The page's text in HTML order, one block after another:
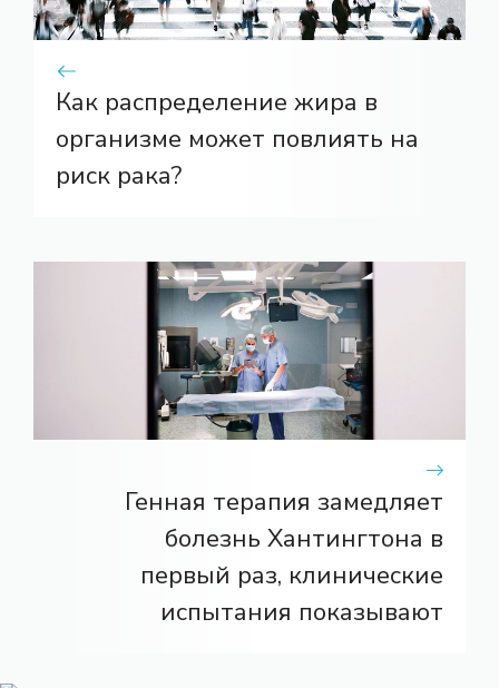
Как распределение жира в
организме может повлиять на
риск рака?
Генная терапия замедляет
болезнь Хантингтона в
первый раз, клинические
испытания показывают